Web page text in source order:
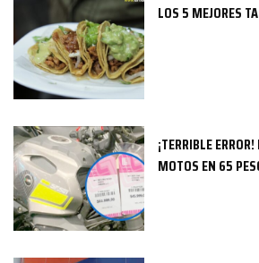
LOS 5 MEJORES
¡TERRIBLE
MOTOS EN 65